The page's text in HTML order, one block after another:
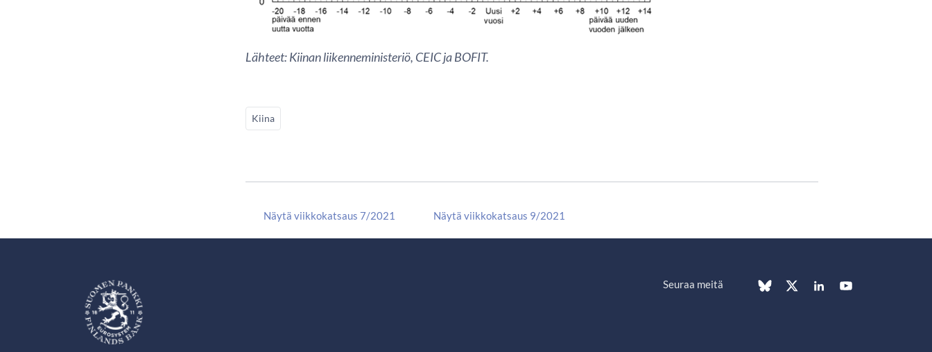
Lähteet: Kiinan liikenneministeriö, CEIC ja BOFIT.
Kiina
Näytä viikkokatsaus 7/2021 Näytä viikkokatsaus 9/2021
Seuraa meitä